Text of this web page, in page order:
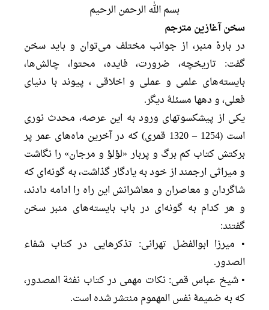
بسم الله الرحمن الرحیم
سخن آغازین مترجم
در بارۀ منبر، از جوانب مختلف می‌توان و باید سخن
گفت: تاریخچه، ضرورت، فایده، محتوا، چالش‌ها،
بایسته‌های علمی و عملی و اخلاقی ، پیوند با دنیای
فعلی، و دهها مسئلۀ دیگر.
یکی از پیشکسوتهای ورود به این عرصه، محدث نوری
است (1254 – 1320 قمری) که در آخرین ماه‌های عمر پر
برکتش کتاب کم برگ و پربار «لؤلؤ و مرجان» را نگاشت
و میراثی ارجمند از خود به یادگار گذاشت، به گونه‌ای که
شاگردان و معاصران و معاشرانش این راه را ادامه دادند،
و هر کدام به گونه‌ای در باب بایسته‌های منبر سخن
گفتند:
• میرزا ابوالفضل تهرانی: تذکرهایی در کتاب شفاء
الصدور.
• شیخ عباس قمی: نکات مهمی در کتاب نفثة المصدور،
که به ضمیمۀ نفس المهموم منتشر شده است.